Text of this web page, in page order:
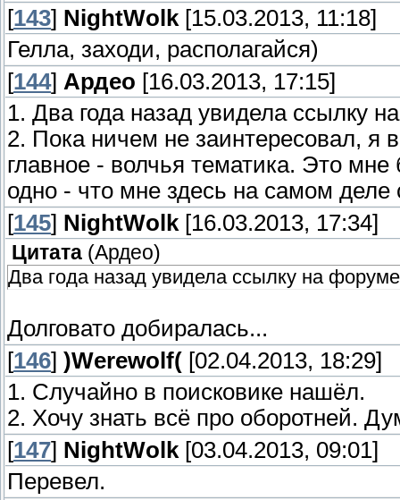
[143] NightWolk [15.03.2013, 11:18]
Гелла, заходи, располагайся)
[144] Ардео [16.03.2013, 17:15]
1. Два года назад увидела ссылку
2. Пока ничем не заинтересовал, я
главное - волчья тематика. Это
одно - что мне здесь на самом деле
[145] NightWolk [16.03.2013, 17:34]
Цитата (Ардео)
Два года назад увидела ссылку на
Долговато добиралась...
[146] )Werewolf( [02.04.2013, 18:29]
1. Случайно в поисковике нашёл.
2. Хочу знать всё про оборотней.
[147] NightWolk [03.04.2013, 09:01]
Перевел.